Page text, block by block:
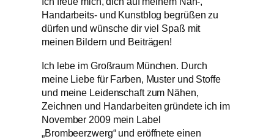
Handarbeits- und Kunstblog begrüßen zu
dürfen und wünsche dir viel Spaß mit
meinen Bildern und Beiträgen!
Ich lebe im Großraum München. Durch
meine Liebe für Farben, Muster und Stoffe
und meine Leidenschaft zum Nähen,
Zeichnen und Handarbeiten gründete ich im
November 2009 mein Label
„Brombeerzwerg“ und eröffnete einen